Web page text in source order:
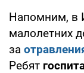
Напомним, в
малолетних
за
Ребят